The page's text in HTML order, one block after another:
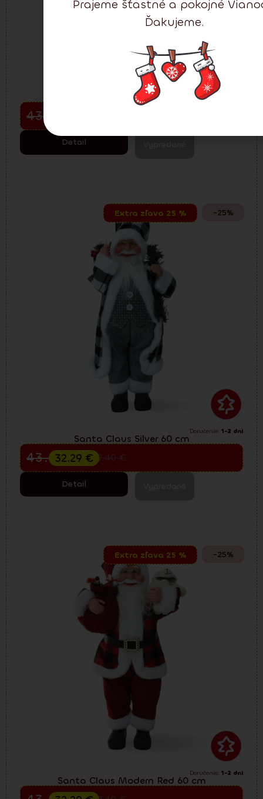
Doručenie:
Santa Claus Classic Red 60 cm
Predvianočný výpredaj
43.05
Detail
-25%
Extra zľava 25 %
Doručenie: 1-2 dni
Santa Claus Silver 60 cm
Predvianočný výpredaj
57.40
43.05€
32.29 €
Detail
-25%
Extra zľava 25 %
Doručenie: 1-2 dni
Santa Claus Modern Red 60 cm
Predvianočný výpredaj
Prajeme šťastné a pokojné
Ďakujeme.